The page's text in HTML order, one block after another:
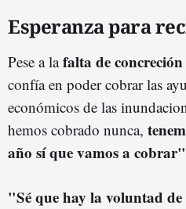
Esperanza para
Pese a lafalta de
confía en poder cobrar las
económicos de las
hemos cobrado nunca,
año sí que vamos a cobrar"
"Sé que hay la voluntad